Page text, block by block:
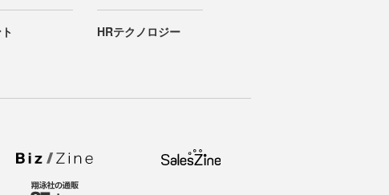
HRテクノロジー